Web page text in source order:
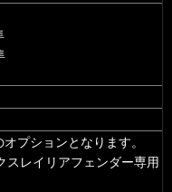
プションとなります。
スレイリアフェンダー専用